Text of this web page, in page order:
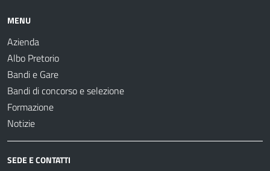
MENU
Azienda
Albo Pretorio
Bandi e Gare
Bandi di concorso e selezione
Formazione
Notizie
SEDE E CONTATTI